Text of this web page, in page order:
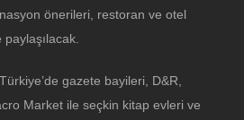
önerileri, restoran ve otel
gazete bayileri, D&R,
Market ile seçkin kitap evleri ve